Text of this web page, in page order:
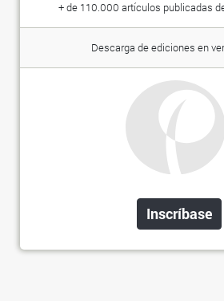
+ de 110.000 artículos publicadas
Descarga de ediciones en
Inscríbase